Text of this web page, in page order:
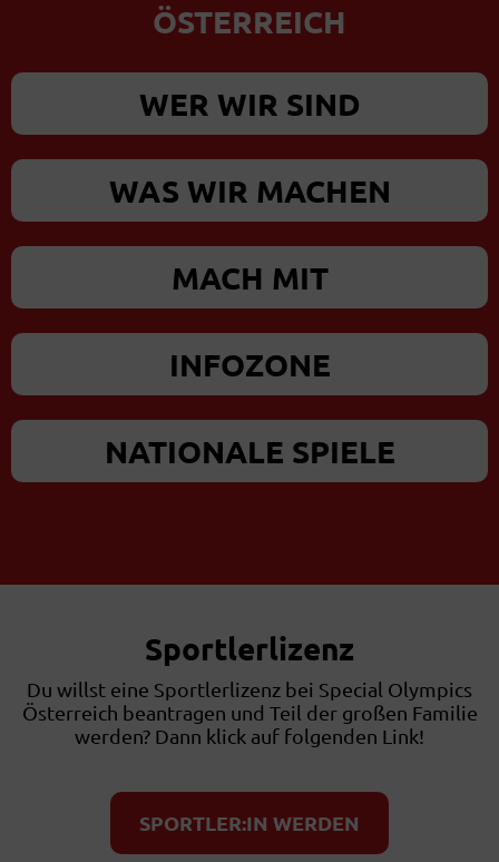
WER WIR SIND
WAS WIR MACHEN
MACH MIT
INFOZONE
NATIONALE SPIELE
Sportlerlizenz
Du willst eine Sportlerlizenz bei Special Olympics
Österreich beantragen und Teil der großen Familie
werden? Dann klick auf folgenden Link!